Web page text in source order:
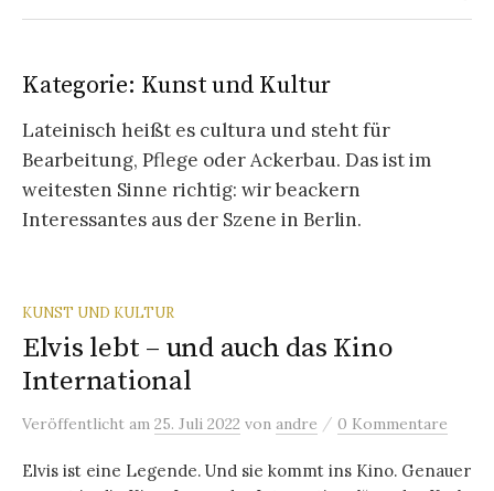
Kategorie: Kunst und Kultur
Lateinisch heißt es cultura und steht für
Bearbeitung, Pflege oder Ackerbau. Das ist im
weitesten Sinne richtig: wir beackern
Interessantes aus der Szene in Berlin.
KUNST UND KULTUR
Elvis lebt – und auch das Kino
International
Veröffentlicht am 25. Juli 2022 von andre / 0 Kommentare
Elvis ist eine Legende. Und sie kommt ins Kino. Genauer